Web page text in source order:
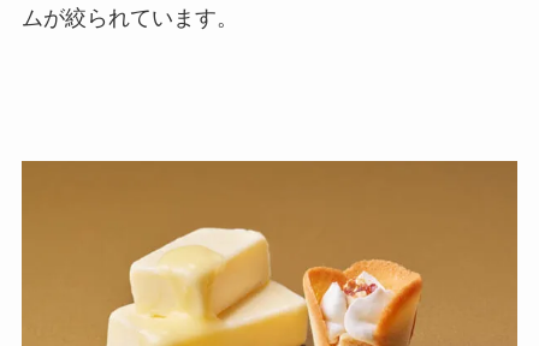
ムが絞られています。